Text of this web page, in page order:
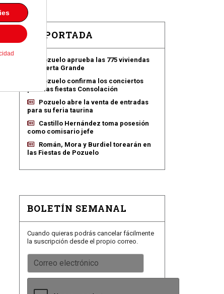
EN PORTADA
Pozuelo aprueba las 775 viviendas
de Huerta Grande
Pozuelo confirma los conciertos
para las fiestas Consolación
Pozuelo abre la venta de entradas
para su feria taurina
Castillo Hernández toma posesión
como comisario jefe
Román, Mora y Burdiel torearán en
las Fiestas de Pozuelo
BOLETÍN SEMANAL
Cuando quieras podrás cancelar fácilmente
la suscripción desde el propio correo.